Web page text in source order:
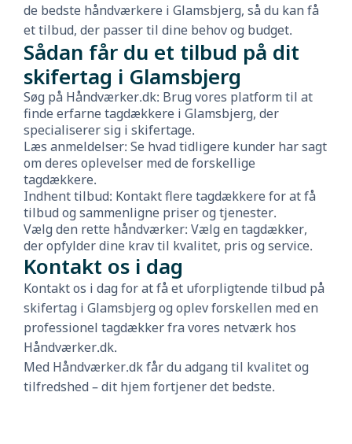
de bedste håndværkere i Glamsbjerg, så du kan få
et tilbud, der passer til dine behov og budget.
Sådan får du et tilbud på dit
skifertag i Glamsbjerg
Søg på Håndværker.dk: Brug vores platform til at
finde erfarne tagdækkere i Glamsbjerg, der
specialiserer sig i skifertage.
Læs anmeldelser: Se hvad tidligere kunder har sagt
om deres oplevelser med de forskellige
tagdækkere.
Indhent tilbud: Kontakt flere tagdækkere for at få
tilbud og sammenligne priser og tjenester.
Vælg den rette håndværker: Vælg en tagdækker,
der opfylder dine krav til kvalitet, pris og service.
Kontakt os i dag
Kontakt os i dag for at få et uforpligtende tilbud på
skifertag i Glamsbjerg og oplev forskellen med en
professionel tagdækker fra vores netværk hos
Håndværker.dk.
Med Håndværker.dk får du adgang til kvalitet og
tilfredshed – dit hjem fortjener det bedste.